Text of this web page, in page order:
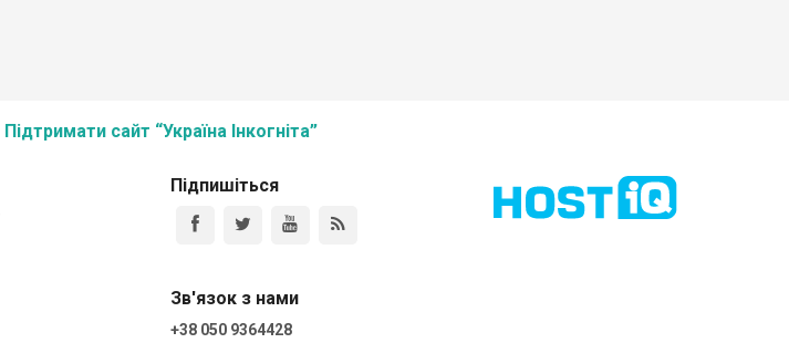
Підтримати сайт “Україна Інкогніта”
Підпишіться
Зв'язок з нами
+38 050 9364428